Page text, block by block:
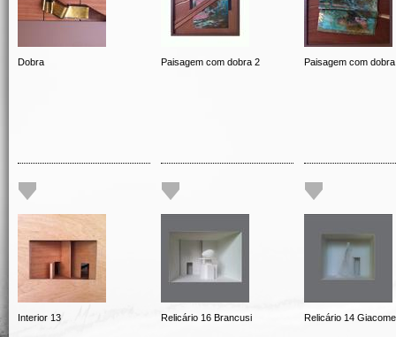
Dobra Paisagem com dobra 2 Paisagem com
Interior 13 Relicário 16 Brancusi Relicário 14